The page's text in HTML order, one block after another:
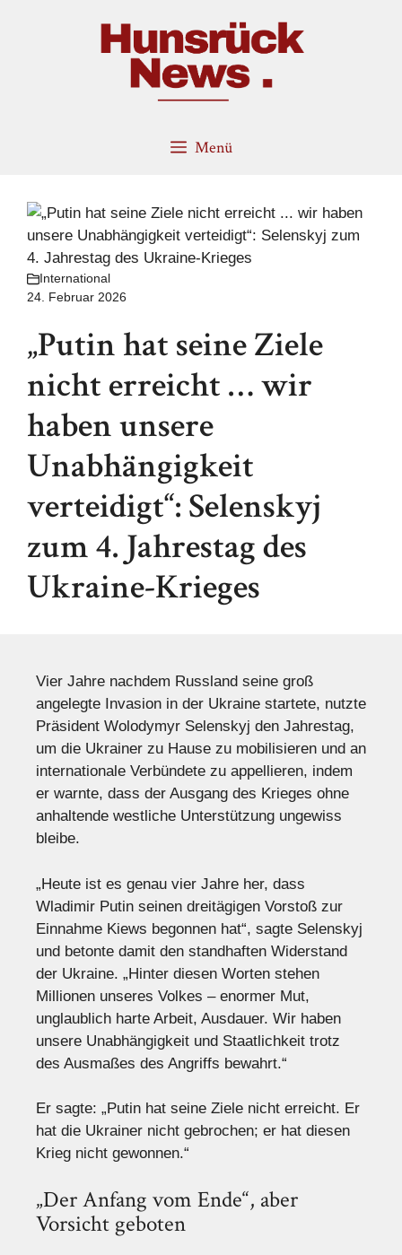
Menü
International
24. Februar 2026
„Putin hat seine Ziele
nicht erreicht … wir
haben unsere
Unabhängigkeit
verteidigt“: Selenskyj
zum 4. Jahrestag des
Ukraine-Krieges
Vier Jahre nachdem Russland seine groß
angelegte Invasion in der Ukraine startete, nutzte
Präsident Wolodymyr Selenskyj den Jahrestag,
um die Ukrainer zu Hause zu mobilisieren und an
internationale Verbündete zu appellieren, indem
er warnte, dass der Ausgang des Krieges ohne
anhaltende westliche Unterstützung ungewiss
bleibe.
„Heute ist es genau vier Jahre her, dass
Wladimir Putin seinen dreitägigen Vorstoß zur
Einnahme Kiews begonnen hat“, sagte Selenskyj
und betonte damit den standhaften Widerstand
der Ukraine. „Hinter diesen Worten stehen
Millionen unseres Volkes – enormer Mut,
unglaublich harte Arbeit, Ausdauer. Wir haben
unsere Unabhängigkeit und Staatlichkeit trotz
des Ausmaßes des Angriffs bewahrt.“
Er sagte: „Putin hat seine Ziele nicht erreicht. Er
hat die Ukrainer nicht gebrochen; er hat diesen
Krieg nicht gewonnen.“
„Der Anfang vom Ende“, aber
Vorsicht geboten